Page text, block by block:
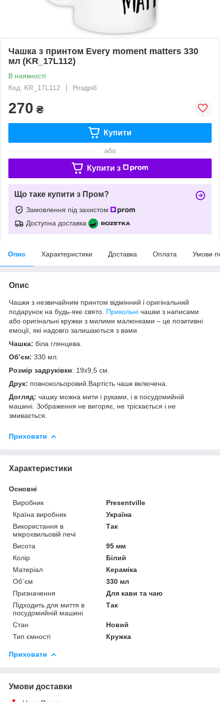
Чашка з принтом Every moment matters 330
мл (KR_17L112)
В наявності
Код: KR_17L112
Роздріб
270 ₴
Купити
або
Купити з
Що таке купити з Пром?
Замовлення під захистом
Доступна доставка
Опис Характеристики Доставка Оплата Умови
Опис
Чашки з незвичайним принтом відмінний і оригінальний
подарунок на будь-яке свято. Прикольні чашки з написами
або оригінальні кружки з милими малюнками – це позитивні
емоції, які надовго залишаються з вами
Чашка: біла глянцева.
Об’єм: 330 мл.
Розмір задруківки: 19x9,5 см.
Друк: повнокольоровий.Вартість чашк включена.
Догляд: чашку можна мити і руками, і в посудомийній
машині. Зображення не вигоряє, не тріскається і не
змивається.
Приховати
Характеристики
Основні
Виробник
Presentville
Країна виробник
Україна
Використання в
мікрохвильовій печі
Так
Висота
95 мм
Колір
Білий
Матеріал
Кераміка
Об`єм
330 мл
Призначення
Для кави та чаю
Підходить для миття в
посудомийній машині
Так
Стан
Новий
Тип ємності
Кружка
Приховати
Умови доставки